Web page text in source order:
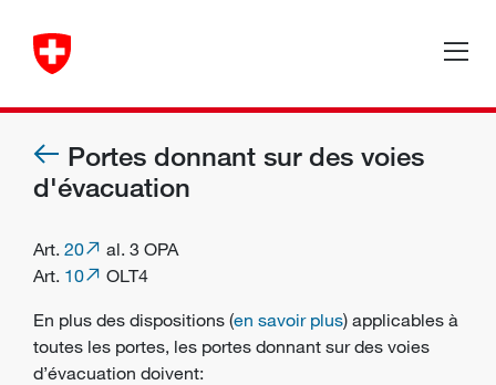
Portes donnant sur des voies
d'évacuation
Art. 20
al. 3 OPA
Art. 10
OLT4
En plus des dispositions (en savoir plus) applicables à
toutes les portes, les portes donnant sur des voies
d’évacuation doivent: